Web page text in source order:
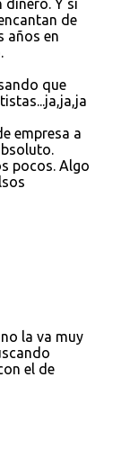
dinero. Y si
de
años en
que
empresa a
pocos. Algo
la va muy
el de